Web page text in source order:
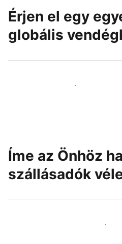
Érjen el egy
globális
Érjen el új vendégeket még
Íme az Önhöz
szállásadók
Csatlakozzon Önhöz